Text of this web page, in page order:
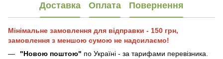
Доставка Оплата Повернення
Мінімальне замовлення для відправки - 150 грн,
замовлення з меншою сумою не надсилаємо!
"Новою поштою" по Україні - за тарифами перевізника.